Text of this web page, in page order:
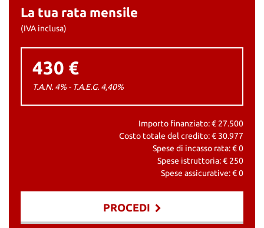
La tua rata mensile
(IVA inclusa)
430 €
T.A.N. 4% - T.A.E.G. 4,40%
Importo finanziato: € 27.500
Costo totale del credito: € 30.977
Spese di incasso rata: €0
Spese istruttoria: € 250
Spese assicurative: €0
PROCEDI